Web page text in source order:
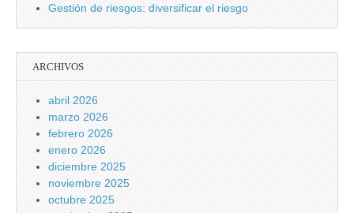
Gestión de riesgos: diversificar el riesgo
ARCHIVOS
abril 2026
marzo 2026
febrero 2026
enero 2026
diciembre 2025
noviembre 2025
octubre 2025